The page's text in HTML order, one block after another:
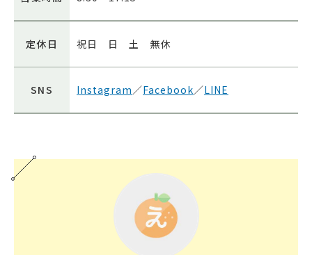
定休日 祝日 日 土 無休
SNS Instagram／Facebook／LINE